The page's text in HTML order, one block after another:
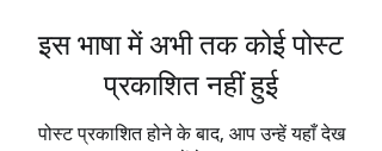
इस भाषा में अभी तक कोई पोस्ट
प्रकाशित नहीं हुई
पोस्ट प्रकाशित होने के बाद, आप उन्हें यहाँ देख